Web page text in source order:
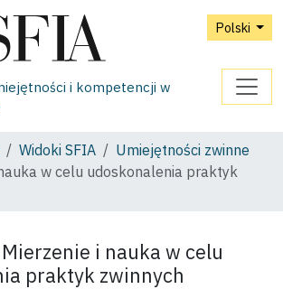
Polski
i kompetencji w
Widoki SFIA
Umiejętności zwinne
w celu udoskonalenia praktyk
Mierzenie i nauka w celu
praktyk zwinnych